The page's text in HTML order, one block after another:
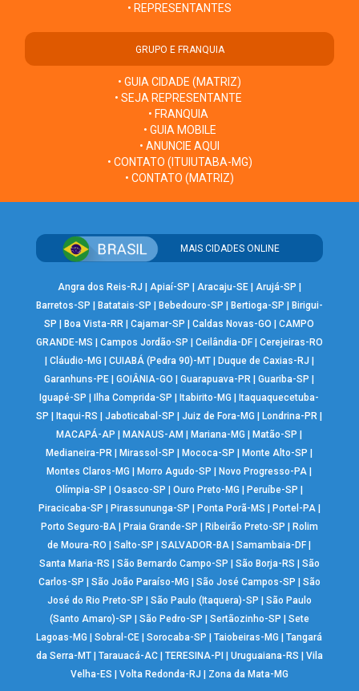
• REPRESENTANTES
GRUPO E FRANQUIA
• GUIA CIDADE (MATRIZ)
• SEJA REPRESENTANTE
• FRANQUIA
• GUIA MOBILE
• ANUNCIE AQUI
• CONTATO (ITUIUTABA-MG)
• CONTATO (MATRIZ)
MAIS CIDADES ONLINE
Angra dos Reis-RJ Apiaí-SP Aracaju-SE| Arujá-SP
Barretos-SP
Batatais-SP Bebedouro-SP Bertioga-SP
Birigui-
SP
Boa Vista-RR |Cajamar-SP |Caldas Novas-GO |CAMPO
GRANDE-MS
Campos Jordão-SP Ceilândia-DF| Cerejeiras-RO
Cláudio-MG CUIABÁ (Pedra 90)-MT| Duque de Caxias-RJ
Garanhuns-PE |GOIÂNIA-GO |Guarapuava-PR |Guariba-SP
Iguapé-SP
Ilha Comprida-SP Itabirito-MG
Itaquaquecetuba-
SP
Itaqui-RS |Jaboticabal-SP |Juiz de Fora-MG Londrina-PR
MACAPÁ-AP
MANAUS-AM Mariana-MG Matão-SP
Medianeira-PR
Mirassol-SP Mococa-SP Monte Alto-SP
Montes Claros-MG
Morro Agudo-SP Novo Progresso-PA
Olímpia-SP
|Osasco-SP |Ouro Preto-MG Peruíbe-SP
Piracicaba-SP
Pirassununga-SP Ponta Porã-MS Portel-PA|
Porto Seguro-BA| Praia Grande-SP Ribeirão Preto-SP
Rolim
de Moura-RO
|Salto-SP |SALVADOR-BA |Samambaia-DF
Santa Maria-RS
São Bernardo Campo-SP São Borja-RS
São
Carlos-SP
São João Paraíso-MG São José Campos-SP
São
José do Rio Preto-SP
São Paulo (Itaquera)-SP
São Paulo
(Santo Amaro)-SP
São Pedro-SP Sertãozinho-SP
Sete
Lagoas-MG
|Sobral-CE |Sorocaba-SP |Taiobeiras-MG |Tangará
da Serra-MT| Tarauacá-AC| TERESINA-PI Uruguaiana-RS
Vila
Velha-ES
Volta Redonda-RJ Zona da Mata-MG